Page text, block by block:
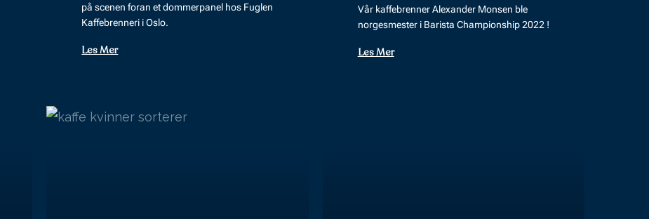
på scenen foran et dommerpanel hos Fuglen
Kaffebrenneri i Oslo.
Les Mer
Vår kaffebrenner Alexander Monsen ble
norgesmester i Barista Championship 2022 !
Les Mer